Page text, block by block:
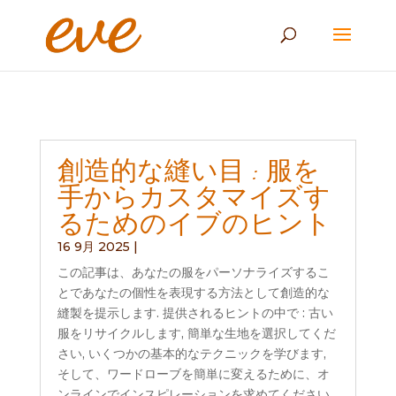
創造的な縫い目 : 服を
手からカスタマイズす
るためのイブのヒント
16 9月 2025 |
この記事は、あなたの服をパーソナライズするこ
とであなたの個性を表現する方法として創造的な
縫製を提示します. 提供されるヒントの中で : 古い
服をリサイクルします, 簡単な生地を選択してくだ
さい, いくつかの基本的なテクニックを学びます,
そして、ワードローブを簡単に変えるために、オ